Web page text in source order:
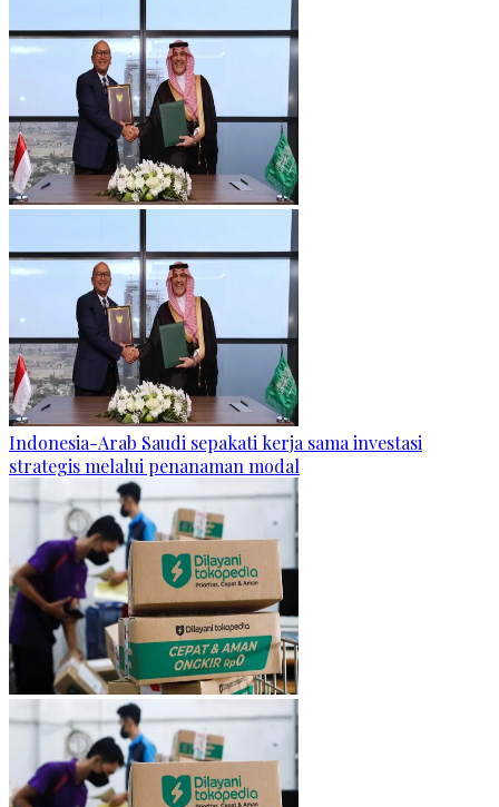
Indonesia-Arab Saudi sepakati kerja sama investasi
strategis melalui penanaman modal